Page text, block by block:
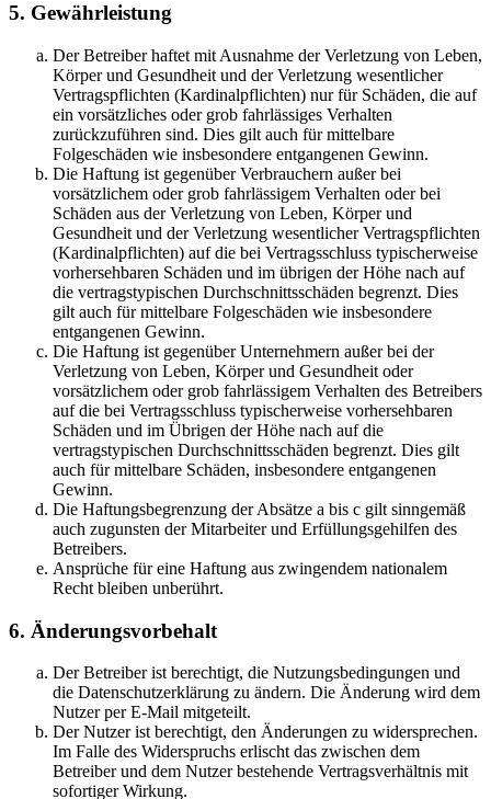
5. Gewährleistung
Der Betreiber haftet mit Ausnahme der Verletzung von Leben,
Körper und Gesundheit und der Verletzung wesentlicher
Vertragspflichten (Kardinalpflichten) nur für Schäden, die auf
ein vorsätzliches oder grob fahrlässiges Verhalten
zurückzuführen sind. Dies gilt auch für mittelbare
Folgeschäden wie insbesondere entgangenen Gewinn.
Die Haftung ist gegenüber Verbrauchern außer bei
vorsätzlichem oder grob fahrlässigem Verhalten oder bei
Schäden aus der Verletzung von Leben, Körper und
Gesundheit und der Verletzung wesentlicher Vertragspflichten
(Kardinalpflichten) auf die bei Vertragsschluss typischerweise
vorhersehbaren Schäden und im übrigen der Höhe nach auf
die vertragstypischen Durchschnittsschäden begrenzt. Dies
gilt auch für mittelbare Folgeschäden wie insbesondere
entgangenen Gewinn.
Die Haftung ist gegenüber Unternehmern außer bei der
Verletzung von Leben, Körper und Gesundheit oder
vorsätzlichem oder grob fahrlässigem Verhalten des Betreibers
auf die bei Vertragsschluss typischerweise vorhersehbaren
Schäden und im Übrigen der Höhe nach auf die
vertragstypischen Durchschnittsschäden begrenzt. Dies gilt
auch für mittelbare Schäden, insbesondere entgangenen
Gewinn.
Die Haftungsbegrenzung der Absätze a bis c gilt sinngemäß
auch zugunsten der Mitarbeiter und Erfüllungsgehilfen des
Betreibers.
Ansprüche für eine Haftung aus zwingendem nationalem
Recht bleiben unberührt.
6. Änderungsvorbehalt
Der Betreiber ist berechtigt, die Nutzungsbedingungen und
die Datenschutzerklärung zu ändern. Die Änderung wird dem
Nutzer per E-Mail mitgeteilt.
Der Nutzer ist berechtigt, den Änderungen zu widersprechen.
Im Falle des Widerspruchs erlischt das zwischen dem
Betreiber und dem Nutzer bestehende Vertragsverhältnis mit
sofortiger Wirkung.